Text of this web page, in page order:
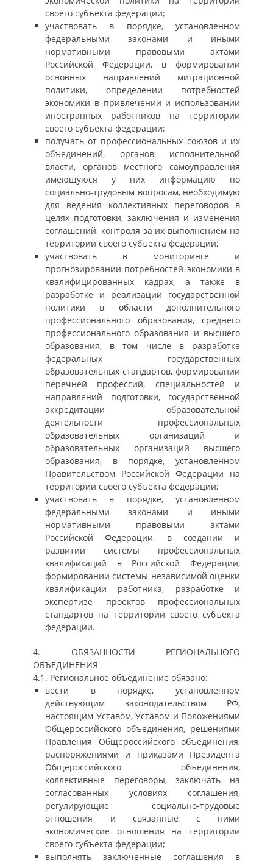
своего субъекта федерации;
участвовать в порядке, установленном
федеральными законами и иными
нормативными правовыми актами
Российской Федерации, в формировании
основных направлений миграционной
политики, определении потребностей
экономики в привлечении и использовании
иностранных работников на территории
своего субъекта федерации;
получать от профессиональных союзов и их
объединений, органов исполнительной
власти, органов местного самоуправления
имеющуюся у них информацию по
социально-трудовым вопросам, необходимую
для ведения коллективных переговоров в
целях подготовки, заключения и изменения
соглашений, контроля за их выполнением на
территории своего субъекта федерации;
участвовать в мониторинге и
прогнозировании потребностей экономики в
квалифицированных кадрах, а также в
разработке и реализации государственной
политики в области дополнительного
профессионального образования, среднего
профессионального образования и высшего
образования, в том числе в разработке
федеральных государственных
образовательных стандартов, формировании
перечней профессий, специальностей и
направлений подготовки, государственной
аккредитации образовательной
деятельности профессиональных
образовательных организаций и
образовательных организаций высшего
образования, в порядке, установленном
Правительством Российской Федерации на
территории своего субъекта федерации;
участвовать в порядке, установленном
федеральными законами и иными
нормативными правовыми актами
Российской Федерации, в создании и
развитии системы профессиональных
квалификаций в Российской Федерации,
формировании системы независимой оценки
квалификации работника, разработке и
экспертизе проектов профессиональных
стандартов на территории своего субъекта
федерации.
4. ОБЯЗАННОСТИ РЕГИОНАЛЬНОГО
ОБЪЕДИНЕНИЯ
4.1. Региональное объединение обязано:
вести в порядке, установленном
действующим законодательством РФ,
настоящим Уставом, Уставом и Положениями
Общероссийского объединения, решениями
Правления Общероссийского объединения,
распоряжениями и приказами Президента
Общероссийского объединения,
коллективные переговоры, заключать на
согласованных условиях соглашения,
регулирующие социально-трудовые
отношения и связанные с ними
экономические отношения на территории
своего субъекта федерации;
выполнять заключенные соглашения в